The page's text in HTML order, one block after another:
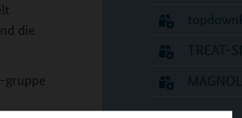
die
gruppe
TREAT-